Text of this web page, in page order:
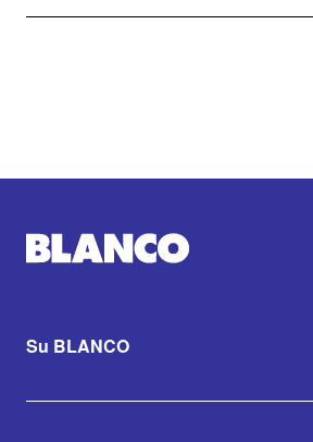
Su BLANCO